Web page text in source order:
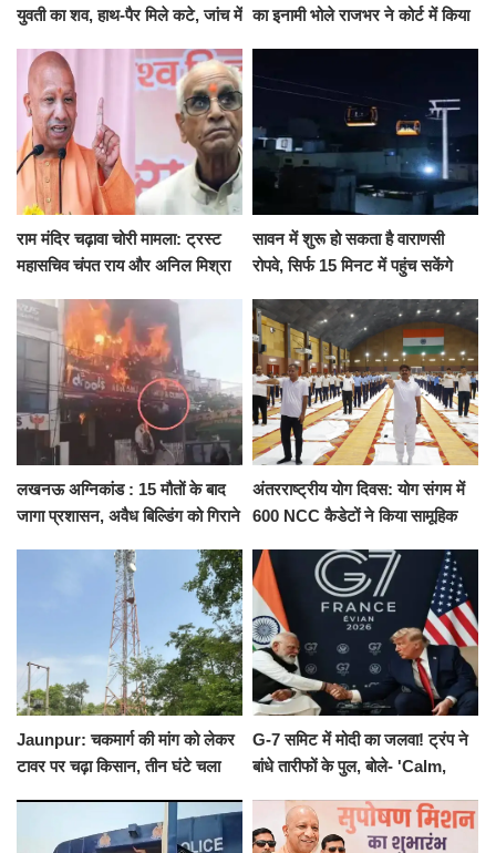
युवती का शव, हाथ-पैर मिले कटे, जांच में का इनामी भोले राजभर ने कोर्ट में किया
राम मंदिर चढ़ावा चोरी मामला: ट्रस्ट
महासचिव चंपत राय और अनिल मिश्रा
को नहीं...
सावन में शुरू हो सकता है वाराणसी
रोपवे, सिर्फ 15 मिनट में पहुंच सकेंगे
किराया
लखनऊ अग्निकांड : 15 मौतों के बाद
जागा प्रशासन, अवैध बिल्डिंग को गिराने
अंतरराष्ट्रीय योग दिवस: योग संगम में
600 NCC कैडेटों ने किया सामूहिक
संकल्प
Jaunpur: चकमार्ग की मांग को लेकर
टावर पर चढ़ा किसान, तीन घंटे चला
G-7 समिट में मोदी का जलवा! ट्रंप ने
बांधे तारीफों के पुल, बोले- 'Calm,